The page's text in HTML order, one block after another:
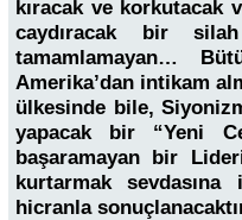
kıracak ve korkutacak
caydıracak bir silah
tamamlamayan…
Amerika’dan intikam
ülkesinde bile,
yapacak bir “Yeni
başaramayan bir
kurtarmak
hicranla